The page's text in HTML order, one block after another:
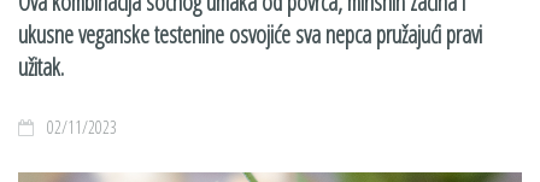
ukusne veganske testenine osvojiće sva nepca pružajući pravi
užitak.
02/11/2023